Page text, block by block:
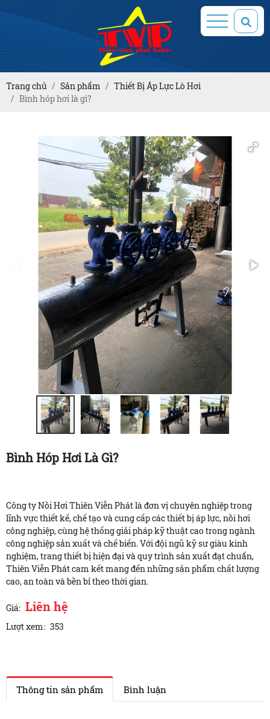
Trang chủ Sản phẩm
Thiết Bị Áp Lực Lò Hơi
Bình hóp hơi là gì?
Bình Hóp Hơi Là Gì?
Công ty Nồi Hơi Thiên Viễn Phát là đơn vị chuyên nghiệp trong
lĩnh vực thiết kế, chế tạo và cung cấp các thiết bị áp lực, nồi hơi
công nghiệp, cùng hệ thống giải pháp kỹ thuật cao trong ngành
công nghiệp sản xuất và chế biến. Với đội ngũ kỹ sư giàu kinh
nghiệm, trang thiết bị hiện đại và quy trình sản xuất đạt chuẩn,
Thiên Viễn Phát cam kết mang đến những sản phẩm chất lượng
cao, an toàn và bền bỉ theo thời gian.
Giá: Liên hệ
Lượt xem: 353
Thông tin sản phẩm Bình luận